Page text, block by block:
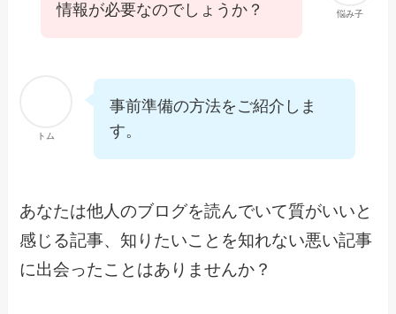
悩み子
情報が必要なのでしょうか？
トム
事前準備の方法をご紹介しま
す。
あなたは他人のブログを読んでいて質がいいと
感じる記事、知りたいことを知れない悪い記事
に出会ったことはありませんか？